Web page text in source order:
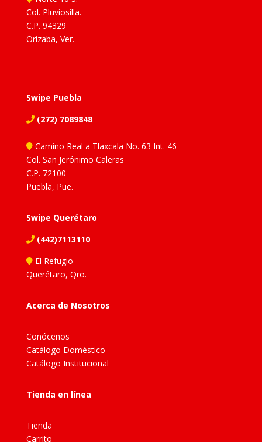
Col. Pluviosilla.
C.P. 94329
Orizaba, Ver.
Swipe Puebla
(272) 7089848
Camino Real a Tlaxcala No. 63 Int. 46
Col. San Jerónimo Caleras
C.P. 72100
Puebla, Pue.
Swipe Querétaro
(442)7113110
El Refugio
Querétaro, Qro.
Acerca de Nosotros
Conócenos
Catálogo Doméstico
Catálogo Institucional
Tienda en línea
Tienda
Carrito